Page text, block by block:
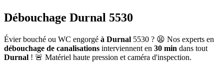
Débouchage Durnal 5530
Évier bouché ou WC engorgé à Durnal 5530 ? 😫 Nos experts en
débouchage de canalisations interviennent en 30 min dans tout
Durnal ! 🚨 Matériel haute pression et caméra d'inspection.